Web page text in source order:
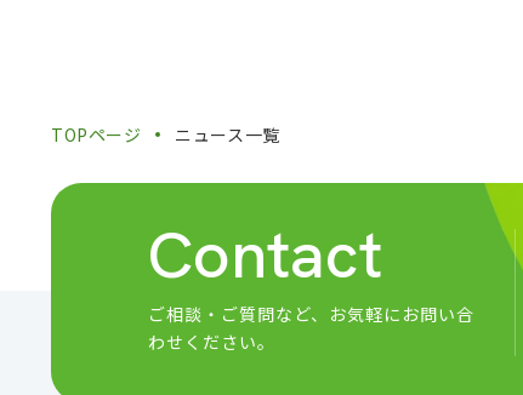
TOPページ ニュース一覧
Contact
ご相談・ご質問など、 お気軽にお問い合
わせください。